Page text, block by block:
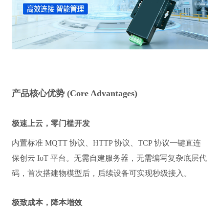
产品核心优势 (Core Advantages)
极速上云，零门槛开发
内置标准 MQTT 协议、HTTP 协议、TCP 协议一键直连
保创云 IoT 平台。无需自建服务器，无需编写复杂底层代
码，首次搭建物模型后，后续设备可实现秒级接入。
极致成本，降本增效